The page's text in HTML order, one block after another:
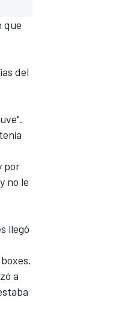
que
del
por
no le
llegó
a